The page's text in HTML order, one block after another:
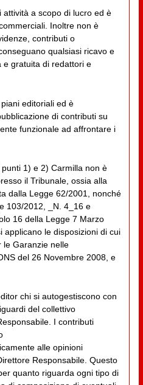
a scopo di lucro ed è
Inoltre non è
contributi o
qualsiasi ricavo e
e gratuita di redattori e
editoriali ed è
di contributi su
funzionale ad affrontare i
1) e 2) Carmilla non è
il Tribunale, ossia alla
dalla Legge 62/2001, nonché
103/2012, _N. 4_16 e
16 della Legge 7 Marzo
applicano le disposizioni di cui
le Garanzie nelle
del 26 Novembre 2008, e
chi si autogestiscono con
del collettivo
I contributi
alle opinioni
Responsabile. Questo
quanto riguarda ogni tipo di